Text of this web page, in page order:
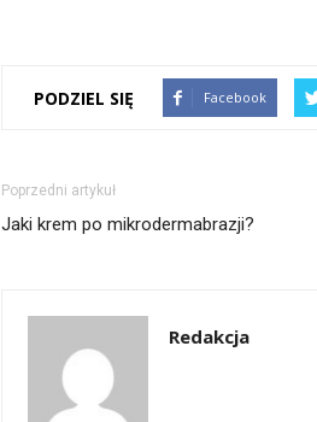
PODZIEL SIĘ Facebook
Poprzedni artykuł
Jaki krem po mikrodermabrazji?
Redakcja